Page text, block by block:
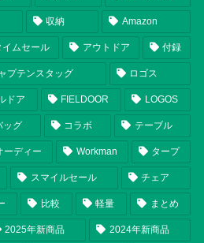
収納 Amazon
イムセール アウトドア 付録
プテンスタッグ ロゴス
ドア FIELDOOR LOGOS
ッグ コラボ テーブル
ーディー Workman タープ
スマイルセール チェア
比較 軽量 まとめ
2025年新商品 2024年新商品